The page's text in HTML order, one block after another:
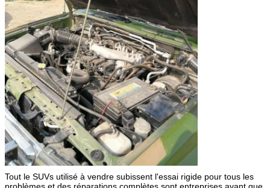
Tout le SUVs utilisé à vendre subissent l'essai rigide pour tous les